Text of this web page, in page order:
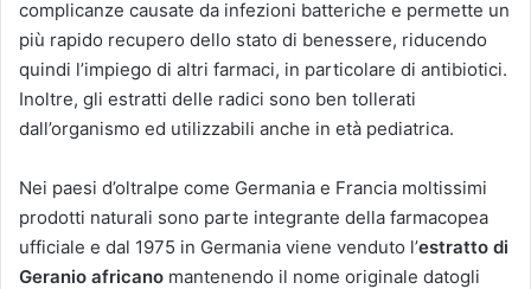
complicanze causate da infezioni batteriche e permette un
più rapido recupero dello stato di benessere, riducendo
quindi l’impiego di altri farmaci, in particolare di antibiotici.
Inoltre, gli estratti delle radici sono ben tollerati
dall’organismo ed utilizzabili anche in età pediatrica.
Nei paesi d’oltralpe come Germania e Francia moltissimi
prodotti naturali sono parte integrante della farmacopea
ufficiale e dal 1975 in Germania viene venduto l’estratto di
Geranio africano mantenendo il nome originale datogli